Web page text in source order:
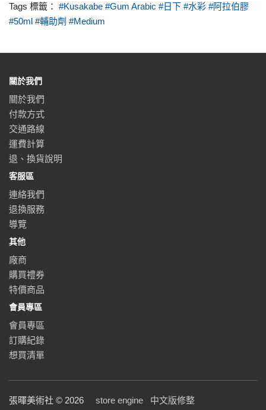
Tags 標籤： #Kusakabe #Gum Arabic #日下 #水彩 #阿拉伯膠
#50ml #輔助劑 #Medium
關於我們
關於我們
付款方式
交通路線
運費計算
退、換貨說明
客服區
連絡我們
退換服務
導覽
其他
廠商
購買禮券
特價商品
會員專區
會員專區
訂購紀錄
想買清單
張暉美術社 © 2026 store engine 中文版修整